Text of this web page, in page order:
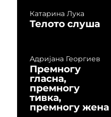
Катарина Лука
Телото слуша
Адријана Георгиев
Премногу
гласна,
премногу
тивка,
премногу жена